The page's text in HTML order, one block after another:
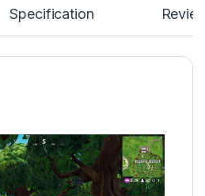
Specification